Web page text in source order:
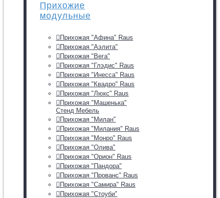
Прихожие
модульные
Прихожая "Афина" Raus
Прихожая "Аэлита"
Прихожая "Вега"
Прихожая "Глэдис" Raus
Прихожая "Инесса" Raus
Прихожая "Квадро" Raus
Прихожая "Люкс" Raus
Прихожая "Машенька"
Стенд Мебель
Прихожая "Милан"
Прихожая "Милания" Raus
Прихожая "Монро" Raus
Прихожая "Олива"
Прихожая "Орион" Raus
Прихожая "Пандора"
Прихожая "Прованс" Raus
Прихожая "Самира" Raus
Прихожая "Стоуби"